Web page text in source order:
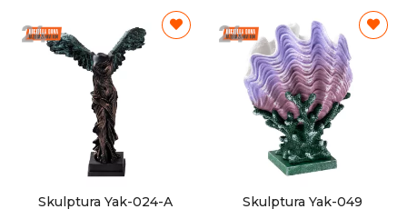
Skulptura Yak-024-A Skulptura Yak-049